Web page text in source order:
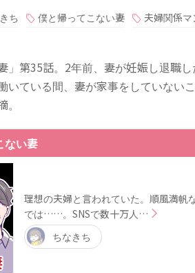
ち 僕と帰ってこない妻 夫婦関係マ
」第35話。2年前、妻が妊娠し退職
いている間、妻が家事をしていない
ない妻
理想の夫婦と言われていた。順風満帆
では……。SNSで数十万人…
ちなきち